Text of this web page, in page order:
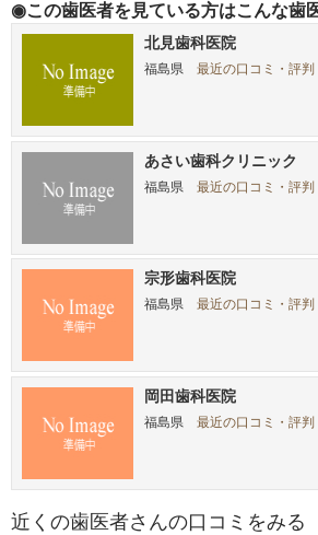
◉この歯医者を見ている方はこんな歯
北見歯科医院
福島県 最近の口コミ・評
あさい歯科クリニック
福島県 最近の口コミ・評
宗形歯科医院
福島県 最近の口コミ・評
岡田歯科医院
福島県 最近の口コミ・評
近くの歯医者さんの口コミをみる